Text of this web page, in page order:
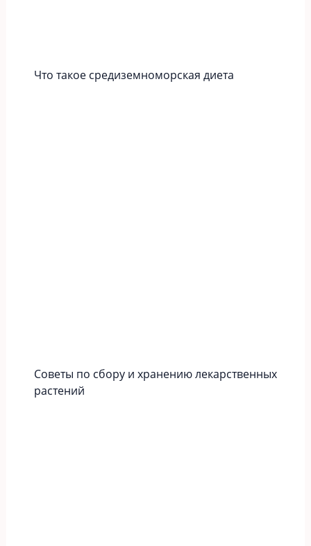
Что такое средиземноморская диета
Советы по сбору и хранению лекарственных
растений